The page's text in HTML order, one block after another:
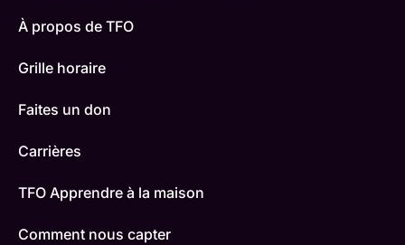
À propos de TFO
Grille horaire
Faites un don
Carrières
TFO Apprendre à la maison
Comment nous capter